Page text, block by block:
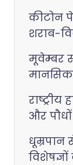
कीटोन
शराब-
मूवेम्बर
मानसिक
और
धूम्रपान